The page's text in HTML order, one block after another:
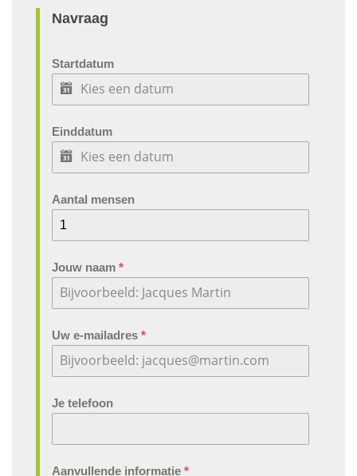
Navraag
Startdatum
Einddatum
Aantal mensen
Jouw naam *
Uw e-mailadres *
Je telefoon
Aanvullende informatie *